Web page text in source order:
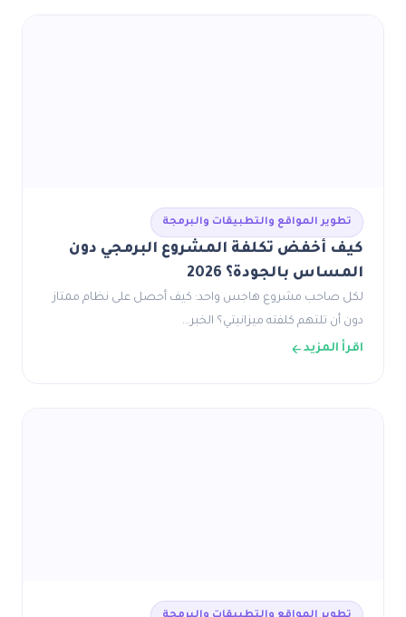
تطوير المواقع والتطبيقات والبرمجة
كيف أخفض تكلفة المشروع البرمجي دون
المساس بالجودة؟ 2026
لكل صاحب مشروع هاجس واحد: كيف أحصل على نظام ممتاز
دون أن تلتهم كلفته ميزانيتي؟ الخبر…
اقرأ المزيد